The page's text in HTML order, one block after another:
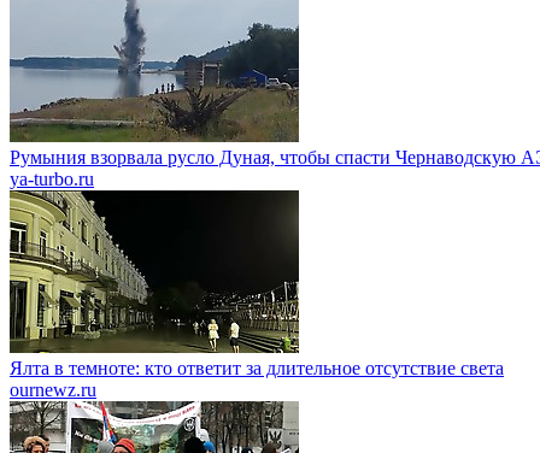
Румыния взорвала русло Дуная, чтобы спасти Чернаводскую
ya-turbo.ru
Ялта в темноте: кто ответит за длительное отсутствие света
ournewz.ru